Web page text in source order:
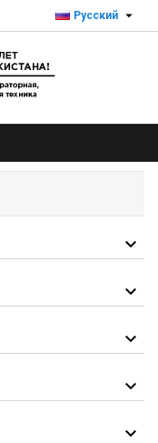
Русский 